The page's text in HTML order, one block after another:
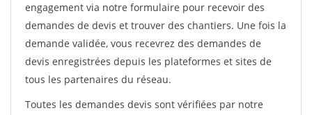
engagement via notre formulaire pour recevoir des
demandes de devis et trouver des chantiers. Une fois la
demande validée, vous recevrez des demandes de
devis enregistrées depuis les plateformes et sites de
tous les partenaires du réseau.
Toutes les demandes devis sont vérifiées par notre